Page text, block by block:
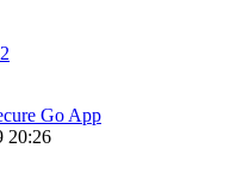
Go App
20:26